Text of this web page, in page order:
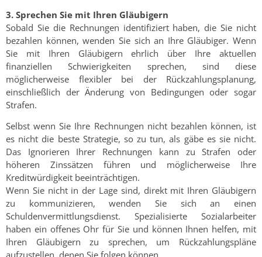
3. Sprechen Sie mit Ihren Gläubigern
Sobald Sie die Rechnungen identifiziert haben, die Sie nicht
bezahlen können, wenden Sie sich an Ihre Gläubiger. Wenn
Sie mit Ihren Gläubigern ehrlich über Ihre aktuellen
finanziellen Schwierigkeiten sprechen, sind diese
möglicherweise flexibler bei der Rückzahlungsplanung,
einschließlich der Änderung von Bedingungen oder sogar
Strafen.
Selbst wenn Sie Ihre Rechnungen nicht bezahlen können, ist
es nicht die beste Strategie, so zu tun, als gäbe es sie nicht.
Das Ignorieren Ihrer Rechnungen kann zu Strafen oder
höheren Zinssätzen führen und möglicherweise Ihre
Kreditwürdigkeit beeinträchtigen.
Wenn Sie nicht in der Lage sind, direkt mit Ihren Gläubigern
zu kommunizieren, wenden Sie sich an einen
Schuldenvermittlungsdienst. Spezialisierte Sozialarbeiter
haben ein offenes Ohr für Sie und können Ihnen helfen, mit
Ihren Gläubigern zu sprechen, um Rückzahlungspläne